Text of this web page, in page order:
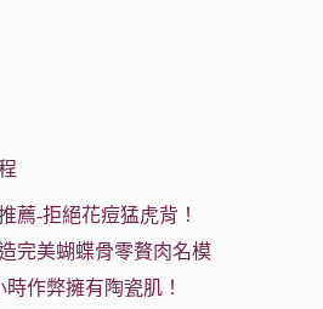
薦-拒絕花痘猛虎背！
完美蝴蝶骨零贅肉名模
作弊擁有陶瓷肌！